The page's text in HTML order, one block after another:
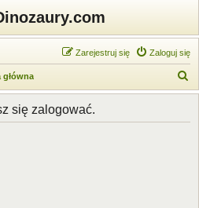
Zaloguj się
Zarejestruj się
główna
z
się zalogować.